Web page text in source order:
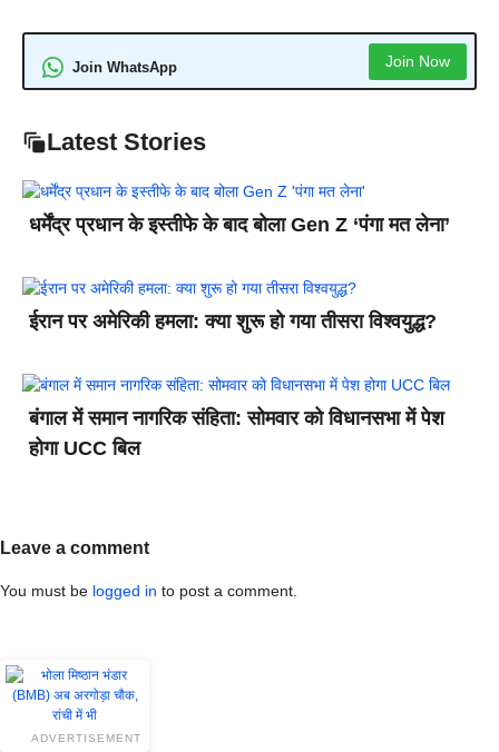
Join WhatsApp Join Now
Latest Stories
धर्मेंद्र प्रधान के इस्तीफे के बाद बोला Gen Z ‘पंगा मत लेना’
ईरान पर अमेरिकी हमला: क्या शुरू हो गया तीसरा विश्वयुद्ध?
बंगाल में समान नागरिक संहिता: सोमवार को विधानसभा में पेश
होगा UCC बिल
Leave a comment
You must be logged in to post a comment.
ADVERTISEMENT